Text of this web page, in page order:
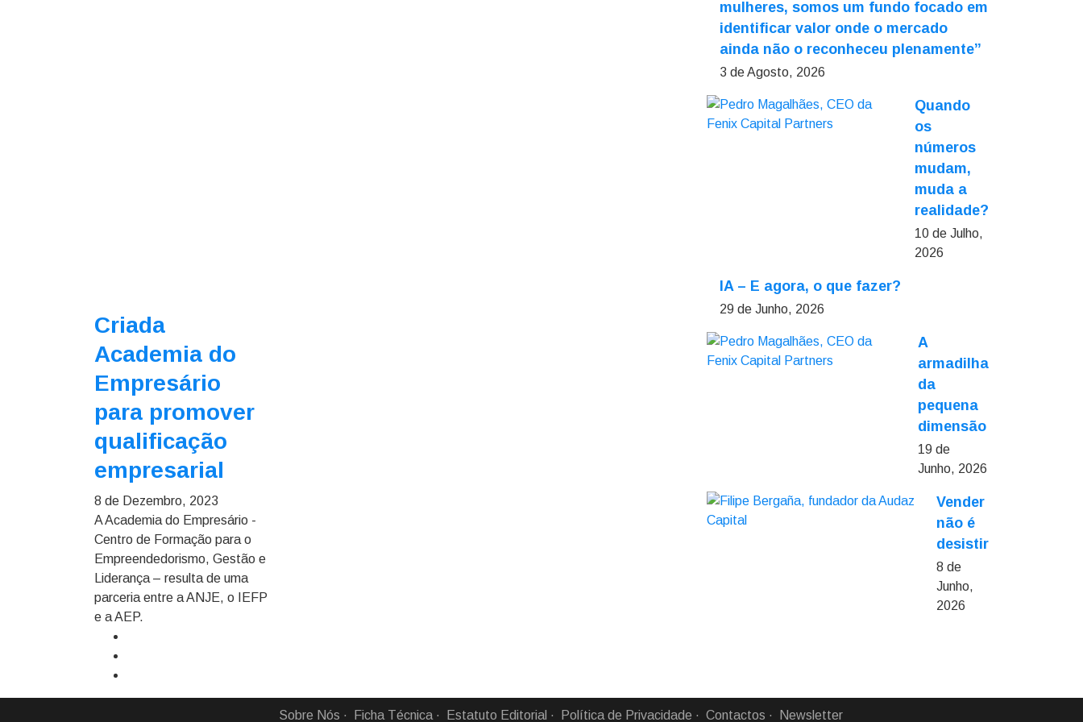
Criada
Academia do
Empresário
para promover
qualificação
empresarial
8 de Dezembro, 2023
A Academia do Empresário -
Centro de Formação para o
Empreendedorismo, Gestão e
Liderança – resulta de uma
parceria entre a ANJE, o IEFP
e a AEP.
mulheres, somos um fundo focado em
identificar valor onde o mercado
ainda não o reconheceu plenamente”
3 de Agosto, 2026
Quando
os
números
mudam,
muda a
realidade?
10 de Julho,
2026
IA – E agora, o que fazer?
29 de Junho, 2026
A
armadilha
da
pequena
dimensão
19 de
Junho, 2026
Vender
não é
desistir
8 de
Junho,
2026
Sobre Nós Ficha Técnica Estatuto Editorial Política de Privacidade Contactos Newsletter